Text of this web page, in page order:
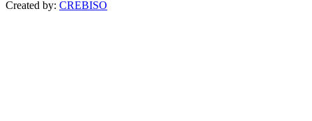
Created by: CREBISO